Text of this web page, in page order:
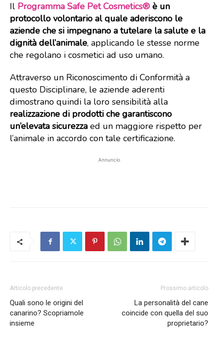
Il Programma Safe Pet Cosmetics® è un
protocollo volontario al quale aderiscono le
aziende che si impegnano a tutelare la salute e la
dignità dell’animale, applicando le stesse norme
che regolano i cosmetici ad uso umano.
Attraverso un Riconoscimento di Conformità a
questo Disciplinare, le aziende aderenti
dimostrano quindi la loro sensibilità alla
realizzazione di prodotti che garantiscono
un’elevata sicurezza ed un maggiore rispetto per
l’animale in accordo con tale certificazione.
Annuncio
Articolo precedente
Quali sono le origini del
canarino? Scopriamole
insieme
Prossimo articolo
La personalità del cane
coincide con quella del suo
proprietario?